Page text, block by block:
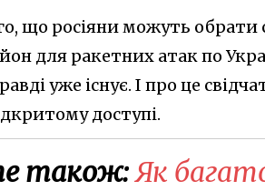
що росіяни можуть
для ракетних атак по
уже існує. І про це
доступі.
також:Як